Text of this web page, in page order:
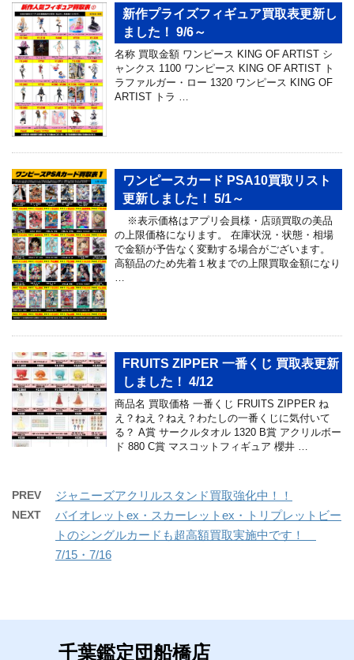
新作プライズフィギュア買取表更新し
ました！ 9/6～
名称 買取金額 ワンピース KING OF ARTIST シ
ャンクス 1100 ワンピース KING OF ARTIST ト
ラファルガー・ロー 1320 ワンピース KING OF
ARTIST トラ …
ワンピースカード PSA10買取リスト
更新しました！ 5/1～
※表示価格はアプリ会員様・店頭買取の美品
の上限価格になります。 在庫状況・状態・相場
で金額が予告なく変動する場合がございます。
高額品のため先着１枚までの上限買取金額になり
FRUITS ZIPPER 一番くじ 買取表更新
しました！ 4/12
商品名 買取価格 一番くじ FRUITS ZIPPER ね
え？ねえ？ねえ？わたしの一番くじに気付いて
る？ A賞 サークルタオル 1320 B賞 アクリルボー
ド 880 C賞 マスコットフィギュア 櫻井 …
PREV ジャニーズアクリルスタンド買取強化中！！
NEXT
バイオレットex・スカーレットex・トリプレットビー
トのシングルカードも超高額買取実施中です！
7/15・7/16
千葉鑑定団船橋店